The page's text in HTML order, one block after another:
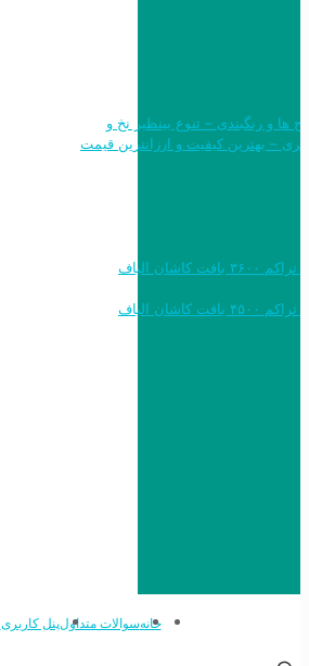
طرح ها و رنگبندی – تنوع بینظیر نخ و
خرید به قیمت فرش ماشینی ۱۲۰۰ شانه تراکم ۳۶۰۰ بافت کاشان الیاف
خرید به قیمت فرش ماشینی ۱۵۰۰ شانه تراکم ۴۵۰۰ بافت کاشان الیاف
خانهسوالات متداولپنل کاربری